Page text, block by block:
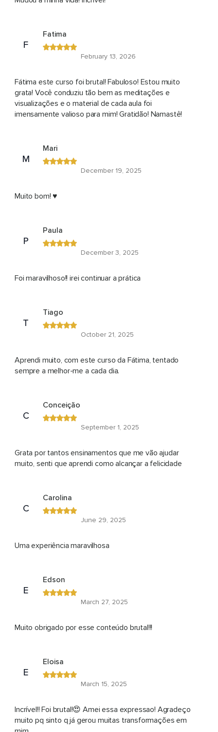
F
Fatima
February 13, 2026
Fátima este curso foi brutal! Fabuloso! Estou muito
grata! Você conduziu tão bem as meditações e
visualizações e o material de cada aula foi
imensamente valioso para mim! Gratidão! Namastê!
M
Mari
December 19, 2025
Muito bom! ♥️
P
Paula
December 3, 2025
Foi maravilhoso!! irei continuar a prática
T
Tiago
October 21, 2025
Aprendi muito, com este curso da Fátima, tentado
sempre a melhor-me a cada dia.
C
Conceição
September 1, 2025
Grata por tantos ensinamentos que me vão ajudar
muito, senti que aprendi como alcançar a felicidade
C
Carolina
June 29, 2025
Uma experiência maravilhosa
E
Edson
March 27, 2025
Muito obrigado por esse conteúdo brutal!!!
E
Eloisa
March 15, 2025
Incrível!! Foi brutal!😍 Amei essa expressao! Agradeço
muito pq sinto q já gerou muitas transformações em